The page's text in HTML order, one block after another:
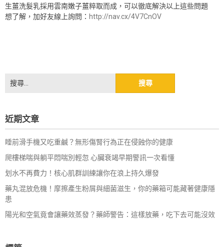
生薑洗髮乳採用雲南嫩子薑粹取而成，可以徹底解決以上這些問題
想了解，加好友線上詢問： http://nav.cx/4V7CnOV
搜
尋
字:
近期文章
睡前滑手機又吃重鹹？無形傷腎行為正在侵蝕你的健康
爬樓梯喘與躺平悶喘別輕忽 心臟衰竭早期警訊一次看懂
划水不再費力！核心肌群訓練讓你在浪上持久爆發
藥丸混放危機！摩擦產生粉屑與細菌滋生，你的藥箱可能藏著健康隱
患
陽光和空氣竟會讓藥效蒸發？藥師警告：這樣放藥，吃下去可能沒效